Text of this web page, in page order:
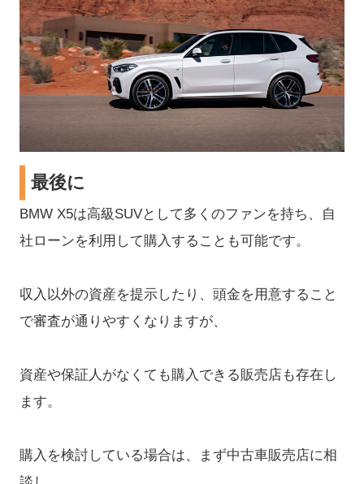
最後に
BMW X5は高級SUVとして多くのファンを持ち、自
社ローンを利用して購入することも可能です。
収入以外の資産を提示したり、頭金を用意すること
で審査が通りやすくなりますが、
資産や保証人がなくても購入できる販売店も存在し
ます。
購入を検討している場合は、まず中古車販売店に相